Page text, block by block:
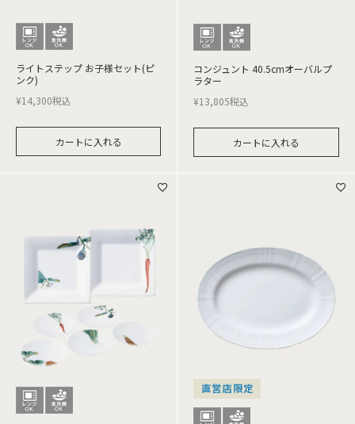
ライトステップ お子様セット(ピ
ンク)
¥14,300税込
カートに入れる
コンジュント 40.5cmオーバルプ
ラター
¥13,805税込
カートに入れる
直営店限定